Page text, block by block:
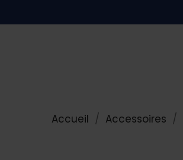
Accueil Accessoires